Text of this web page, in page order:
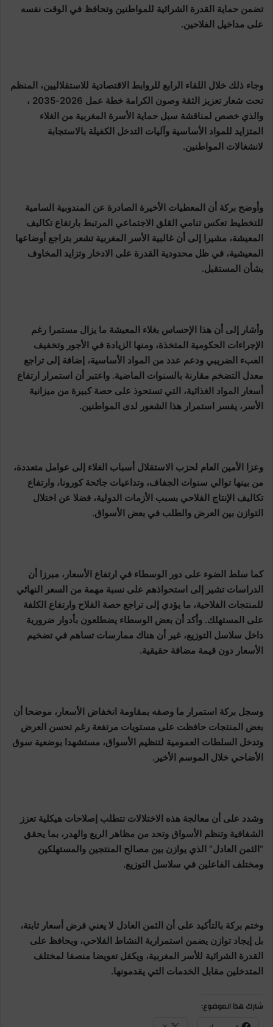
تضمن حماية القدرة الشرائية للمواطنين وتحافظ في الوقت نفسه
على مداخيل الفلاحين.
وجاء ذلك خلال اللقاء الرابع للروابط الاقتصادية للاستقلاليين، المنظم
تحت شعار تعزيز الثقة وصون الكرامة خطة عمل 2026-2035 ،
والذي خصص لمناقشة سبل حماية الأسرة المغربية من الغلاء
المتزايد للمواد الأساسية وآليات التدخل الكفيلة بالاستجابة
لانشغالات المواطنين.
وأوضح بركة أن المعطيات الأخيرة الصادرة عن المندوبية السامية
للتخطيط تعكس تنامي القلق الاجتماعي المرتبط بارتفاع تكاليف
المعيشة، مشيرا إلى أن غالبية الأسر المغربية تشعر بتراجع أوضاعها
المعيشية، في ظل محدودية القدرة على الادخار وتزايد المخاوف
بشأن المستقبل.
وأشار إلى أن هذا الإحساس بغلاء المعيشة ما يزال مستمرا رغم
الإجراءات الحكومية المتخذة، ومنها الزيادة في الأجور وتخفيف
العبء الضريبي ودعم عدد من المواد الأساسية، إضافة إلى تراجع
معدل التضخم مقارنة بالسنوات الماضية. واعتبر أن استمرار ارتفاع
أسعار المواد الغذائية، التي تستحوذ على حصة كبيرة من ميزانية
الأسر، يفسر استمرار هذا الشعور لدى المواطنين.
وعزا الأمين العام لحزب الاستقلال أسباب الغلاء إلى عوامل متعددة،
من بينها توالي سنوات الجفاف، وتداعيات جائحة كورونا، وارتفاع
تكاليف الإنتاج الفلاحي بسبب الأزمات الدولية، فضلا عن اختلال
التوازن بين العرض والطلب في بعض الأسواق.
كما سلط الضوء على دور الوسطاء في ارتفاع الأسعار، مبرزا أن
الدراسات تشير إلى استحواذهم على نسبة مهمة من السعر النهائي
للمنتجات الفلاحية، ما يؤدي إلى تراجع حصة الفلاح وارتفاع الكلفة
على المستهلك. وأكد أن بعض الوسطاء يضطلعون بأدوار ضرورية
داخل سلاسل التوزيع، غير أن هناك ممارسات تساهم في تضخيم
الأسعار دون قيمة مضافة حقيقية.
وسجل بركة استمرار ما وصفه بمقاومة انخفاض الأسعار، موضحا أن
بعض المنتجات حافظت على مستويات مرتفعة رغم تحسن العرض
وتدخل السلطات العمومية لتنظيم الأسواق، مستشهدا بوضعية سوق
الأضاحي خلال الموسم الأخير.
وشدد على أن معالجة هذه الاختلالات تتطلب إصلاحات هيكلية تعزز
الشفافية وتنظم الأسواق وتحد من مظاهر الريع والهدر، بما يحقق
“الثمن العادل” الذي يوازن بين مصالح المنتجين والمستهلكين
ومختلف الفاعلين في سلاسل التوزيع.
وختم بركة بالتأكيد على أن الثمن العادل لا يعني فرض أسعار ثابتة،
بل إيجاد توازن يضمن استمرارية النشاط الفلاحي، ويحافظ على
القدرة الشرائية للأسر المغربية، ويكفل تعويضا منصفا لمختلف
المتدخلين مقابل الخدمات التي يقدمونها.
شارك هذا الموضوع: